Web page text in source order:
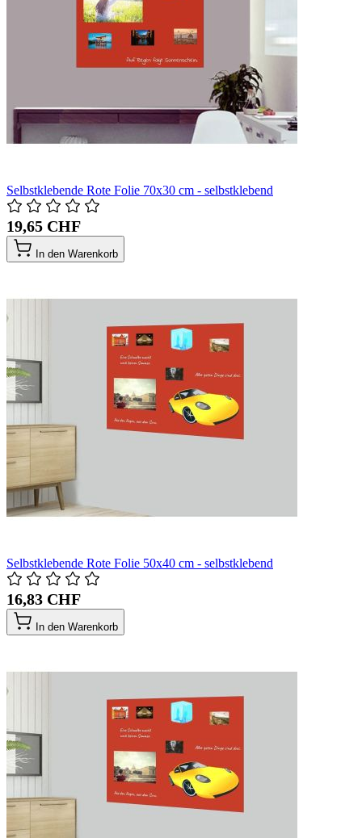
Selbstklebende Rote Folie 70x30 cm - selbstklebend
19,65 CHF
In den Warenkorb
Selbstklebende Rote Folie 50x40 cm - selbstklebend
16,83 CHF
In den Warenkorb